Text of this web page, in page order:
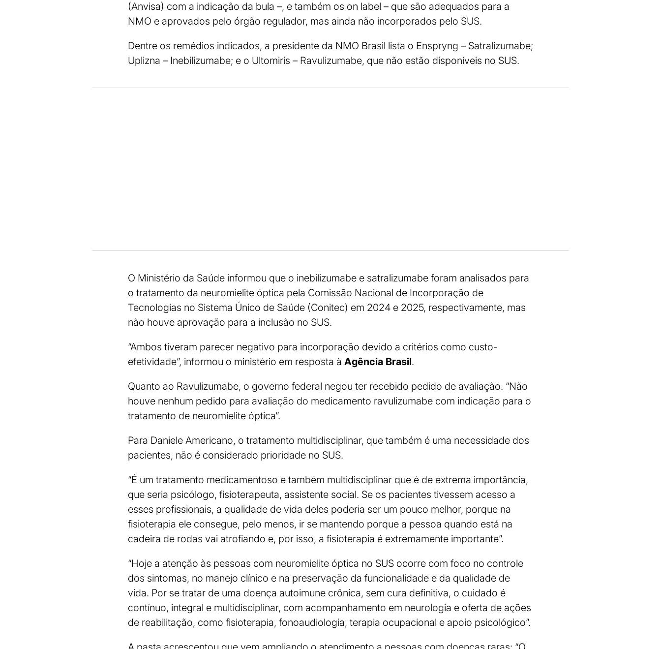
(Anvisa) com a indicação da bula –, e também os on label – que são adequados para a
NMO e aprovados pelo órgão regulador, mas ainda não incorporados pelo SUS.
Dentre os remédios indicados, a presidente da NMO Brasil lista o Enspryng – Satralizumabe;
Uplizna – Inebilizumabe; e o Ultomiris – Ravulizumabe, que não estão disponíveis no SUS.
O Ministério da Saúde informou que o inebilizumabe e satralizumabe foram analisados para
o tratamento da neuromielite óptica pela Comissão Nacional de Incorporação de
Tecnologias no Sistema Único de Saúde (Conitec) em 2024 e 2025, respectivamente, mas
não houve aprovação para a inclusão no SUS.
“Ambos tiveram parecer negativo para incorporação devido a critérios como custo-
efetividade”, informou o ministério em resposta à Agência Brasil.
Quanto ao Ravulizumabe, o governo federal negou ter recebido pedido de avaliação. “Não
houve nenhum pedido para avaliação do medicamento ravulizumabe com indicação para o
tratamento de neuromielite óptica”.
Para Daniele Americano, o tratamento multidisciplinar, que também é uma necessidade dos
pacientes, não é considerado prioridade no SUS.
“É um tratamento medicamentoso e também multidisciplinar que é de extrema importância,
que seria psicólogo, fisioterapeuta, assistente social. Se os pacientes tivessem acesso a
esses profissionais, a qualidade de vida deles poderia ser um pouco melhor, porque na
fisioterapia ele consegue, pelo menos, ir se mantendo porque a pessoa quando está na
cadeira de rodas vai atrofiando e, por isso, a fisioterapia é extremamente importante”.
“Hoje a atenção às pessoas com neuromielite óptica no SUS ocorre com foco no controle
dos sintomas, no manejo clínico e na preservação da funcionalidade e da qualidade de
vida. Por se tratar de uma doença autoimune crônica, sem cura definitiva, o cuidado é
contínuo, integral e multidisciplinar, com acompanhamento em neurologia e oferta de ações
de reabilitação, como fisioterapia, fonoaudiologia, terapia ocupacional e apoio psicológico”.